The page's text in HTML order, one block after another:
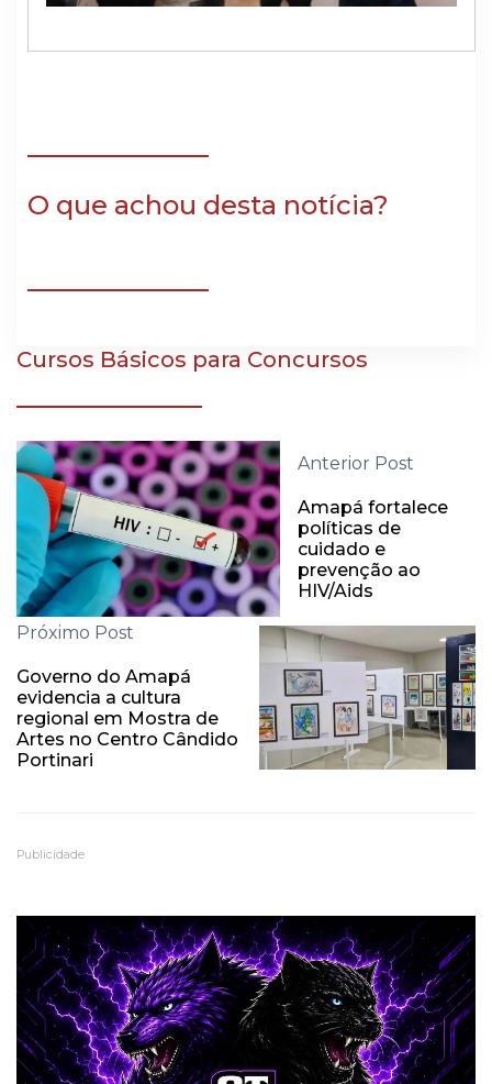
O que achou desta notícia?
Cursos Básicos para Concursos
Anterior Post
Amapá fortalece
políticas de
cuidado e
prevenção ao
HIV/Aids
Próximo Post
Governo do Amapá
evidencia a cultura
regional em Mostra de
Artes no Centro Cândido
Portinari
Publicidade